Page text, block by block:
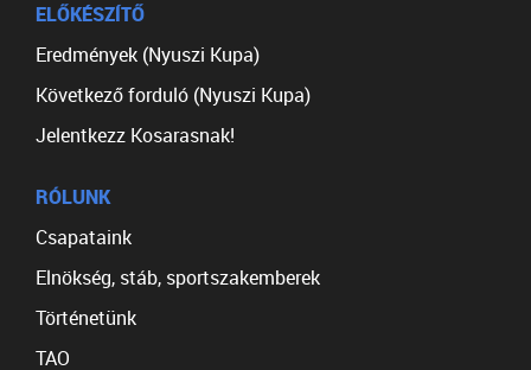
ELŐKÉSZÍTŐ
Eredmények (Nyuszi Kupa)
Következő forduló (Nyuszi Kupa)
Jelentkezz Kosarasnak!
RÓLUNK
Csapataink
Elnökség, stáb, sportszakemberek
Történetünk
TAO